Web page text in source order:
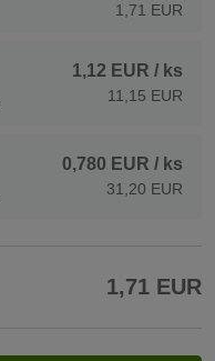
1,71 EUR
1,12 EUR / ks
11,15 EUR
0,780 EUR / ks
31,20 EUR
1,71 EUR